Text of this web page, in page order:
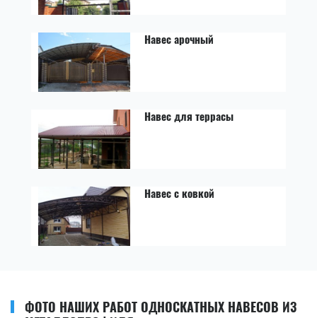
Навес арочный
Навес для террасы
Навес с ковкой
ФОТО НАШИХ РАБОТ ОДНОСКАТНЫХ НАВЕСОВ ИЗ